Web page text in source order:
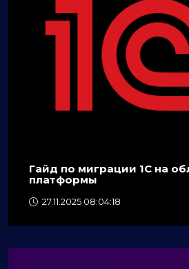
Гайд по миграции 1C на
платформы
27.11.2025 08:04:18